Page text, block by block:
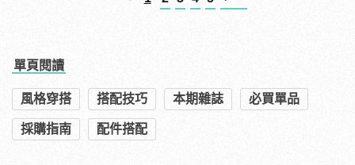
單頁閱讀
風格穿搭 搭配技巧 本期雜誌 必買單品
採購指南 配件搭配